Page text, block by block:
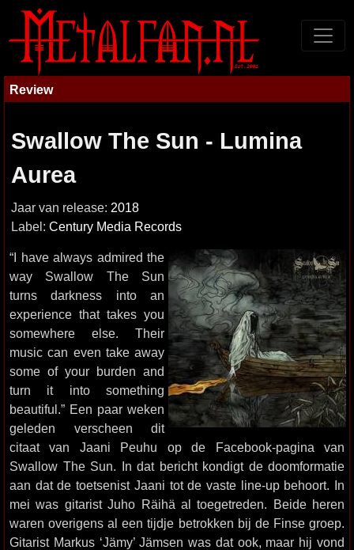
Review
Swallow The Sun - Lumina
Aurea
Jaar van release: 2018
Label: Century Media Records
“I have always admired the
way Swallow The Sun
turns darkness into an
experience that takes you
somewhere else. Their
music can even take away
some of your burden and
turn it into something
beautiful.” Een paar weken
geleden verscheen dit
citaat van Jaani Peuhu op de Facebook-pagina van
Swallow The Sun. In dat bericht kondigt de doomformatie
aan dat de toetsenist Jaani tot de vaste line-up behoort. In
mei was gitarist Juho Räihä al toegetreden. Beide heren
waren overigens al een tijdje betrokken bij de Finse groep.
Gitarist Markus ‘Jämy’ Jämsen was dat ook, maar hij vond